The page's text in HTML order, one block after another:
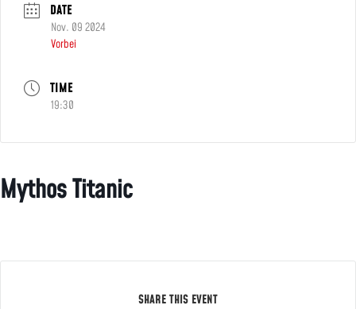
DATE
Nov. 09 2024
Vorbei
TIME
19:30
Mythos Titanic
SHARE THIS EVENT